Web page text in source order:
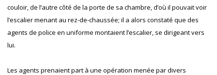
couloir, de l’autre côté de la porte de sa chambre, d’où il pouvait voir
l’escalier menant au rez-de-chaussée; il a alors constaté que des
agents de police en uniforme montaient l’escalier, se dirigeant vers
lui.
Les agents prenaient part à une opération menée par divers